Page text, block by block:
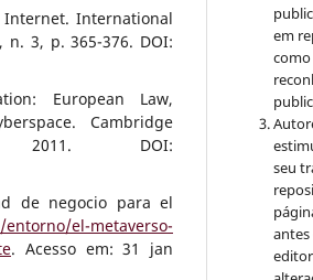
Internet. International
n. 3, p. 365-376. DOI:
European Law,
Cambridge
2011. DOI:
de negocio para el
el-metaverso-
. Acesso em: 31 jan
em
seu